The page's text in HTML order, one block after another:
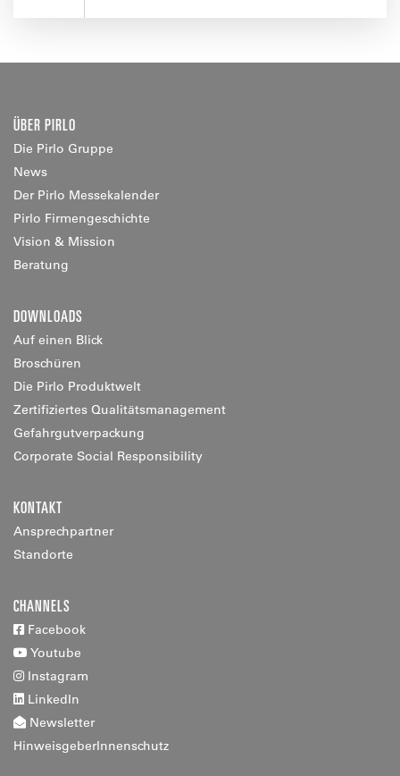
ÜBER PIRLO
Die Pirlo Gruppe
News
Der Pirlo Messekalender
Pirlo Firmengeschichte
Vision & Mission
Beratung
DOWNLOADS
Auf einen Blick
Broschüren
Die Pirlo Produktwelt
Zertifiziertes Qualitätsmanagement
Gefahrgutverpackung
Corporate Social Responsibility
KONTAKT
Ansprechpartner
Standorte
CHANNELS
Facebook
Youtube
Instagram
LinkedIn
Newsletter
HinweisgeberInnenschutz